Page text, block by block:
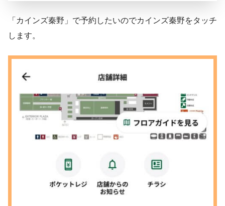
「カインズ秦野」で予約したいのでカインズ秦野をタッチ
します。